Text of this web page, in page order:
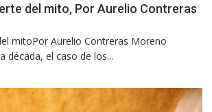
del mito, Por Aurelio Contreras
mitoPor Aurelio Contreras Moreno
década, el caso de los...